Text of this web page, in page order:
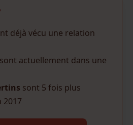
déjà vécu une relation
actuellement dans une
sont 5 fois plus
2017